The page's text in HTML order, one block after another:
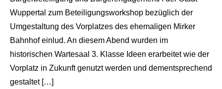
Wuppertal zum Beteiligungsworkshop bezüglich der
Umgestaltung des Vorplatzes des ehemaligen Mirker
Bahnhof einlud. An diesem Abend wurden im
historischen Wartesaal 3. Klasse Ideen erarbeitet wie der
Vorplatz in Zukunft genutzt werden und dementsprechend
gestaltet […]